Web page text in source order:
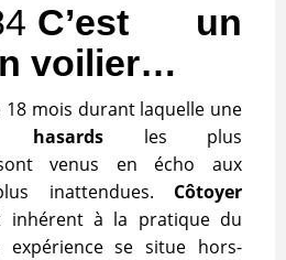
C’est un
voilier…
mois durant laquelle une
hasards les plus
sont venus en écho aux
inattendues. Côtoyer
inhérent à la pratique du
expérience se situe hors-